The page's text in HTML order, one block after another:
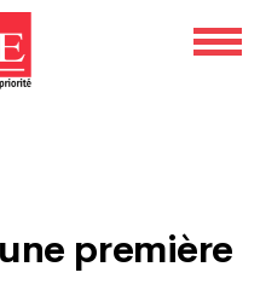
première